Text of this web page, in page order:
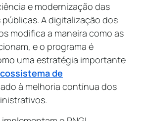
e modernização das
A digitalização dos
modifica a maneira como as
e o programa é
uma estratégia importante
de
à melhoria contínua dos